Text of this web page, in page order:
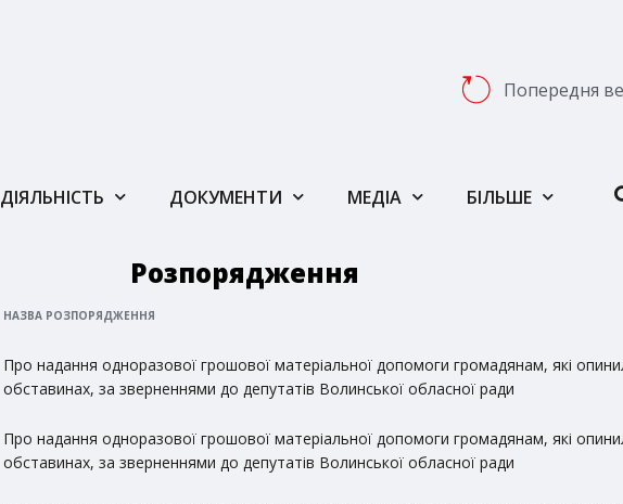
Попередня
ДІЯЛЬНІСТЬ ДОКУМЕНТИ МЕДІА БІЛЬШЕ
Розпорядження
НАЗВА РОЗПОРЯДЖЕННЯ
Про надання одноразової грошової матеріальної допомоги громадянам, які
обставинах, за зверненнями до депутатів Волинської обласної ради
Про надання одноразової грошової матеріальної допомоги громадянам, які
обставинах, за зверненнями до депутатів Волинської обласної ради